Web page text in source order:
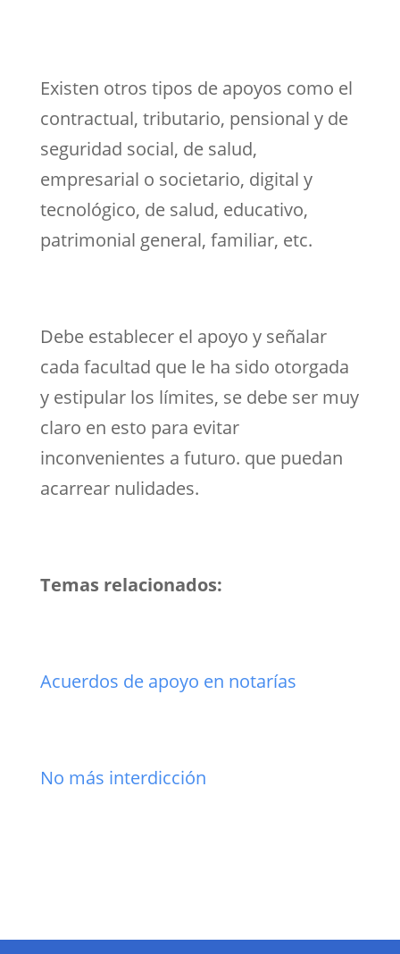
Existen otros tipos de apoyos como el
contractual, tributario, pensional y de
seguridad social, de salud,
empresarial o societario, digital y
tecnológico, de salud, educativo,
patrimonial general, familiar, etc.
Debe establecer el apoyo y señalar
cada facultad que le ha sido otorgada
y estipular los límites, se debe ser muy
claro en esto para evitar
inconvenientes a futuro. que puedan
acarrear nulidades.
Temas relacionados:
Acuerdos de apoyo en notarías
No más interdicción